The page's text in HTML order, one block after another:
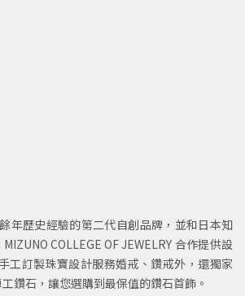
年歷史經驗的第二代自創品牌，並和日本知
COLLEGE OF JEWELRY 合作提供設
工訂製珠寶設計服務婚戒、鑽戒外，還獨家
鑽石，讓您選購到最保值的鑽石首飾。